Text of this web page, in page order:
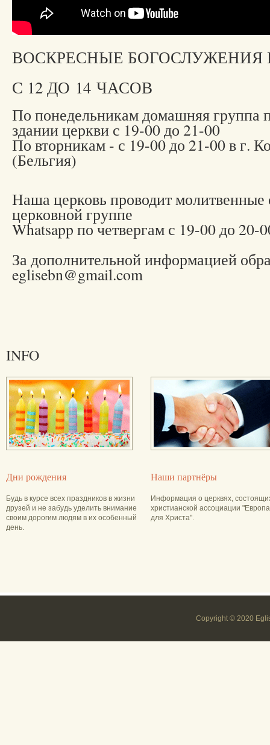
ВОСКРЕСНЫЕ БОГОСЛУЖЕНИЯ
С 12 ДО 14 ЧАСОВ
По понедельникам домашняя группа
здании церкви с 19-00 до 21-00
По вторникам - с 19-00 до 21-00 в г.
(Бельгия)
Наша церковь проводит молитвенные
церковной группе
Whatsapp по четвергам с 19-00 до 20-
За дополнительной информацией
eglisebn@gmail.com
INFO
Дни рождения
Будь в курсе всех праздников в жизни
друзей и не забудь уделить внимание
своим дорогим людям в их особенный
день.
Наши партнёры
Информация о церквях,
христианской ассоциации "Европа
для Христа".
Copyright © 2020